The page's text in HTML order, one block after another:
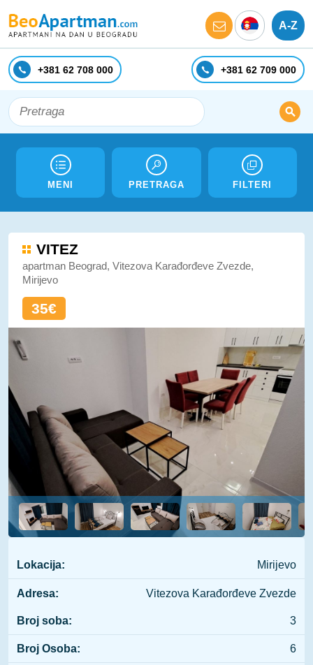
A-Z
+381 62 708 000 +381 62 709 000
MENI PRETRAGA FILTERI
VITEZ
apartman Beograd, Vitezova Karađorđeve Zvezde,
Mirijevo
35€
Lokacija: Mirijevo
Adresa: Vitezova Karađorđeve Zvezde
Broj soba: 3
Broj Osoba: 6